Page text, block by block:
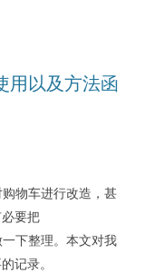
用以及方法函
物车进行改造，甚
要把
下整理。本文对我
记录。